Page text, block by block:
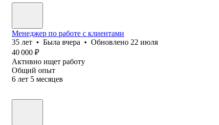
Менеджер по работе с клиентами
35 лет • Была вчера • Обновлено 22 июля
40 000 ₽
Активно ищет работу
Общий опыт
6 лет 5 месяцев